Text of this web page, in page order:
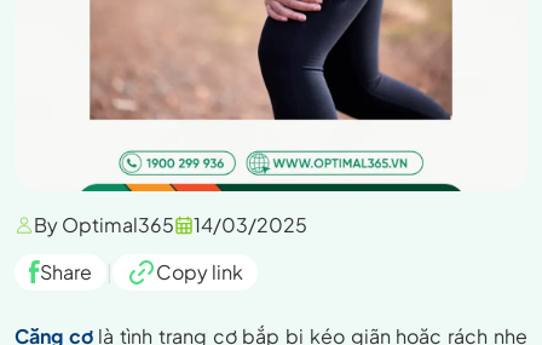
By Optimal365
14/03/2025
Share
| Copy link
Căng cơlà tình trạng cơ bắp bị kéo giãn hoặc rách nhẹ